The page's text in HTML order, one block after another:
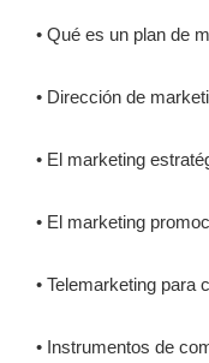
• Qué es un plan de
• Dirección de
• El marketing
• El marketing
• Telemarketing para
• Instrumentos de